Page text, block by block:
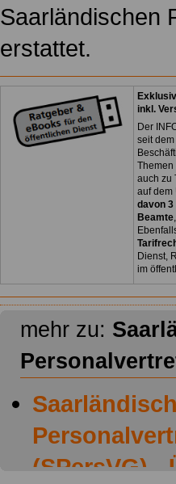
Saarländischen
erstattet.
inkl.
Der
seit
Themen
auch zu
auf dem
davon 3
Beamte
Dienst,
im
mehr zu:
(SPersVG) -